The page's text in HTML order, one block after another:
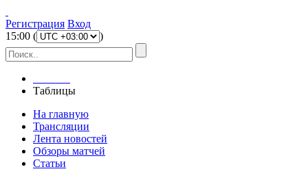
Регистрация Вход
15:00 ( )
Таблицы
На главную
Трансляции
Лента новостей
Обзоры матчей
Статьи